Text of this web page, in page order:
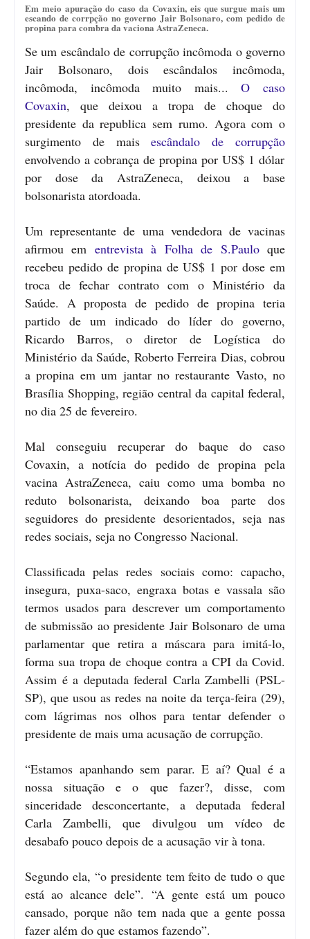
Em meio apuração do caso da Covaxin, eis que surgue mais um
escando de corrpção no governo Jair Bolsonaro, com pedido de
propina para combra da vaciona AstraZeneca.
Se um escândalo de corrupção incômoda o governo
Jair Bolsonaro, dois escândalos incômoda,
incômoda, incômoda muito mais...O caso
Covaxin, que deixou a tropa de choque do
presidente da republica sem rumo. Agora com o
surgimento de maisescândalo de corrupção
envolvendo a cobrança de propina por US$ 1 dólar
por dose da AstraZeneca, deixou a base
bolsonarista atordoada.
Um representante de uma vendedora de vacinas
afirmou em entrevista à Folha de S.Pauloque
recebeu pedido de propina de US$ 1 por dose em
troca de fechar contrato com o Ministério da
Saúde. A proposta de pedido de propina teria
partido de um indicado do líder do governo,
Ricardo Barros, o diretor de Logística do
Ministério da Saúde, Roberto Ferreira Dias, cobrou
a propina em um jantar no restaurante Vasto, no
Brasília Shopping, região central da capital federal,
no dia 25 de fevereiro.
Mal conseguiu recuperar do baque do caso
Covaxin, a notícia do pedido de propina pela
vacina AstraZeneca, caiu como uma bomba no
reduto bolsonarista, deixando boa parte dos
seguidores do presidente desorientados, seja nas
redes sociais, seja no Congresso Nacional.
Classificada pelas redes sociais como: capacho,
insegura, puxa-saco, engraxa botas e vassala são
termos usados para descrever um comportamento
de submissão ao presidente Jair Bolsonaro de uma
parlamentar que retira a máscara para imitá-lo,
forma sua tropa de choque contra a CPI da Covid.
Assim é a deputada federal Carla Zambelli (PSL-
SP), que usou as redes na noite da terça-feira (29),
com lágrimas nos olhos para tentar defender o
presidente de mais uma acusação de corrupção.
“Estamos apanhando sem parar. E aí? Qual é a
nossa situação e o que fazer?, disse, com
sinceridade desconcertante, a deputada federal
Carla Zambelli, que divulgou um vídeo de
desabafo pouco depois de a acusação vir à tona.
Segundo ela, “o presidente tem feito de tudo o que
está ao alcance dele”. “A gente está um pouco
cansado, porque não tem nada que a gente possa
fazer além do que estamos fazendo”.